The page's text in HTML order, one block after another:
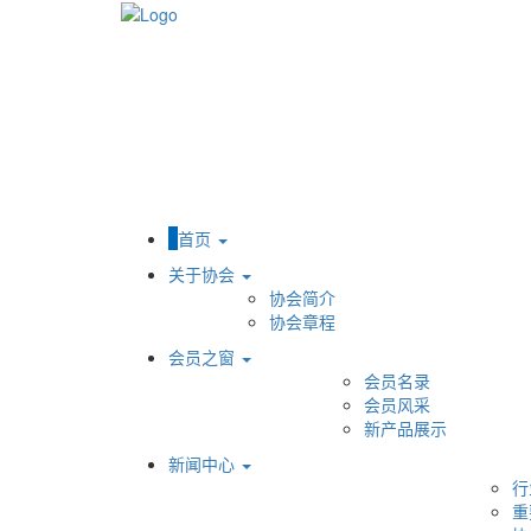
首页
关于协会
协会简介
协会章程
会员之窗
会员名录
会员风采
新产品展示
新闻中心